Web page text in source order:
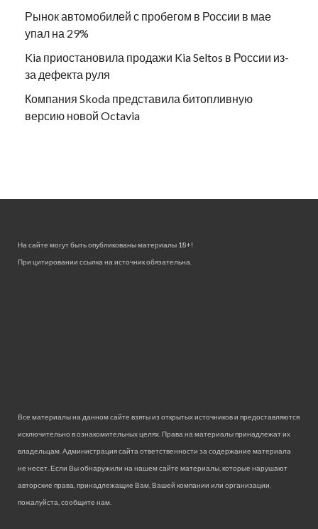
Рынок автомобилей с пробегом в России в мае
упал на 29%
Kia приостановила продажи Kia Seltos в России из-
за дефекта руля
Компания Skoda представила битопливную
версию новой Octavia
На сайте могут быть опубликованы материалы 18+!
При цитировании ссылка на источник обязательна.
Все материалы на данном сайте взяты из открытых источников и предоставляются
исключительно в ознакомительных целях. Права на материалы принадлежат их
владельцам. Администрация сайта ответственности за содержание материала
не несет. Если Вы обнаружили на нашем сайте материалы, которые нарушают
авторские права, принадлежащие Вам, Вашей компании или организации,
пожалуйста, сообщите нам.